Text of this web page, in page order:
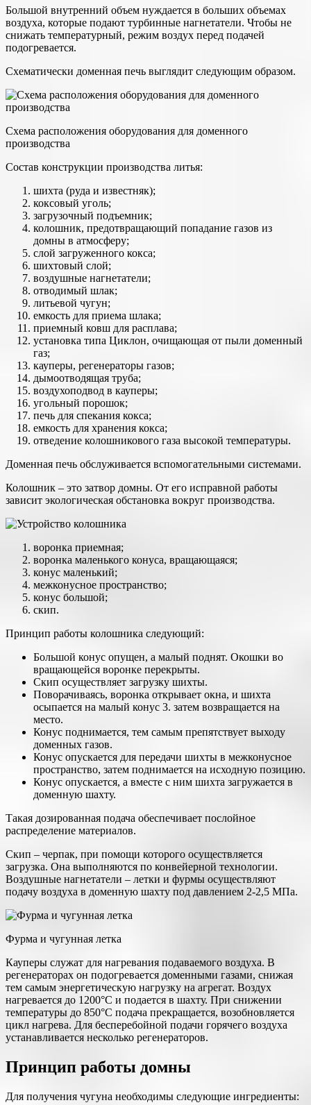
Большой внутренний объем нуждается в больших объемах
воздуха, которые подают турбинные нагнетатели. Чтобы не
снижать температурный, режим воздух перед подачей
подогревается.
Схематически доменная печь выглядит следующим образом.
Схема расположения оборудования для доменного
производства
Состав конструкции производства литья:
шихта (руда и известняк);
коксовый уголь;
загрузочный подъемник;
колошник, предотвращающий попадание газов из
домны в атмосферу;
слой загруженного кокса;
шихтовый слой;
воздушные нагнетатели;
отводимый шлак;
литьевой чугун;
емкость для приема шлака;
приемный ковш для расплава;
установка типа Циклон, очищающая от пыли доменный
газ;
кауперы, регенераторы газов;
дымоотводящая труба;
воздухоподвод в кауперы;
угольный порошок;
печь для спекания кокса;
емкость для хранения кокса;
отведение колошникового газа высокой температуры.
Доменная печь обслуживается вспомогательными системами.
Колошник – это затвор домны. От его исправной работы
зависит экологическая обстановка вокруг производства.
воронка приемная;
воронка маленького конуса, вращающаяся;
конус маленький;
межконусное пространство;
конус большой;
скип.
Принцип работы колошника следующий:
Большой конус опущен, а малый поднят. Окошки во
вращающейся воронке перекрыты.
Скип осуществляет загрузку шихты.
Поворачиваясь, воронка открывает окна, и шихта
осыпается на малый конус 3. затем возвращается на
место.
Конус поднимается, тем самым препятствует выходу
доменных газов.
Конус опускается для передачи шихты в межконусное
пространство, затем поднимается на исходную позицию.
Конус опускается, а вместе с ним шихта загружается в
доменную шахту.
Такая дозированная подача обеспечивает послойное
распределение материалов.
Скип – черпак, при помощи которого осуществляется
загрузка. Она выполняются по конвейерной технологии.
Воздушные нагнетатели – летки и фурмы осуществляют
подачу воздуха в доменную шахту под давлением 2-2,5 МПа.
Фурма и чугунная летка
Кауперы служат для нагревания подаваемого воздуха. В
регенераторах он подогревается доменными газами, снижая
тем самым энергетическую нагрузку на агрегат. Воздух
нагревается до 1200°С и подается в шахту. При снижении
температуры до 850°С подача прекращается, возобновляется
цикл нагрева. Для бесперебойной подачи горячего воздуха
устанавливается несколько регенераторов.
Принцип работы домны
Для получения чугуна необходимы следующие ингредиенты: